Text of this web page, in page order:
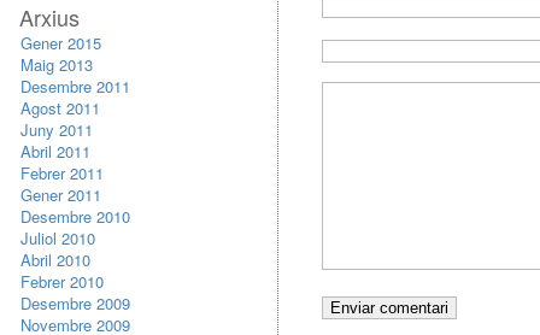
Arxius
Gener 2015
Maig 2013
Desembre 2011
Agost 2011
Juny 2011
Abril 2011
Febrer 2011
Gener 2011
Desembre 2010
Juliol 2010
Abril 2010
Febrer 2010
Desembre 2009
Novembre 2009